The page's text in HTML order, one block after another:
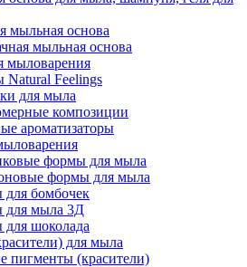
мыльная основа
мыльная основа
мыловарения
Natural Feelings
для мыла
композиции
ароматизаторы
формы для мыла
формы для мыла
бомбочек
мыла 3Д
шоколада
для мыла
пигменты (красители)